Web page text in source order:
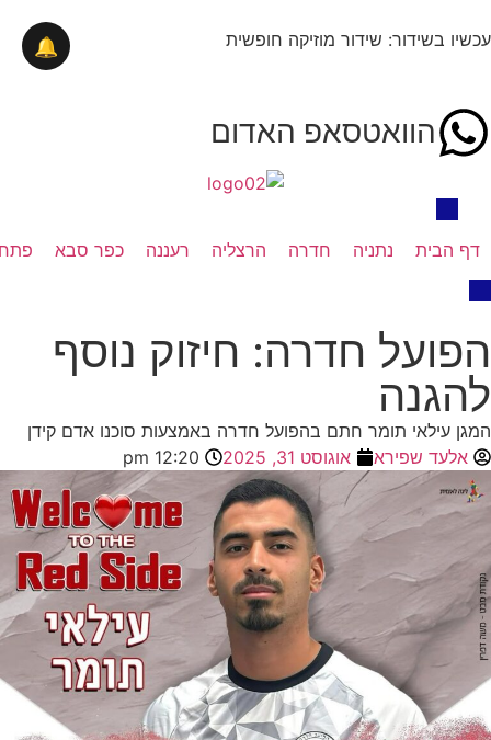
עכשיו בשידור: שידור מוזיקה חופשית
הוואטסאפ האדום
דף הבית נתניה חדרה הרצליה רעננה כפר סבא
הפועל חדרה: חיזוק נוסף
להגנה
המגן עילאי תומר חתם בהפועל חדרה באמצעות סוכנו אדם קידן
אלעד שפירא
אוגוסט 31, 2025 12:20 pm
🔔